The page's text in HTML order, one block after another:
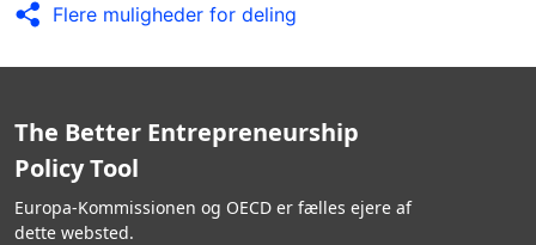
Flere muligheder for deling
The Better Entrepreneurship
Policy Tool
Europa-Kommissionen og OECD er fælles ejere af
dette websted.